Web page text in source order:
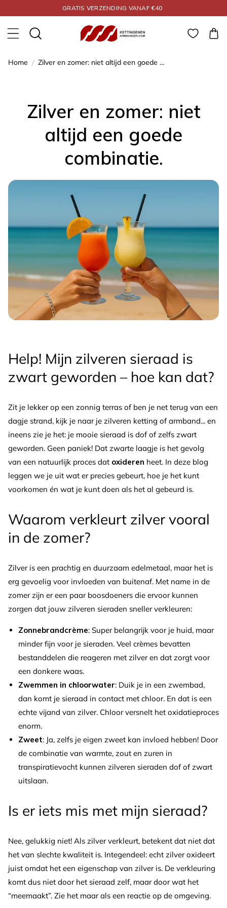
content
ALLES GEGARANDEERD 925 ZILVER
Home / Zilver en zomer: niet altijd een goede combinatie.
Zilver en zomer: niet
altijd een goede
combinatie.
Help! Mijn zilveren sieraad is
zwart geworden – hoe kan dat?
Zit je lekker op een zonnig terras of ben je net terug van een
dagje strand, kijk je naar je zilveren ketting of armband... en
ineens zie je het: je mooie sieraad is dof of zelfs zwart
geworden. Geen paniek! Dat zwarte laagje is het gevolg
van een natuurlijk proces dat oxideren heet. In deze blog
leggen we je uit wat er precies gebeurt, hoe je het kunt
voorkomen én wat je kunt doen als het al gebeurd is.
Waarom verkleurt zilver vooral
in de zomer?
Zilver is een prachtig en duurzaam edelmetaal, maar het is
erg gevoelig voor invloeden van buitenaf. Met name in de
zomer zijn er een paar boosdoeners die ervoor kunnen
zorgen dat jouw zilveren sieraden sneller verkleuren:
Zonnebrandcrème: Super belangrijk voor je huid, maar
minder fijn voor je sieraden. Veel crèmes bevatten
bestanddelen die reageren met zilver en dat zorgt voor
een donkere waas.
Zwemmen in chloorwater: Duik je in een zwembad,
dan komt je sieraad in contact met chloor. En dat is een
echte vijand van zilver. Chloor versnelt het oxidatieproces
enorm.
Zweet: Ja, zelfs je eigen zweet kan invloed hebben! Door
de combinatie van warmte, zout en zuren in
transpiratievocht kunnen zilveren sieraden dof of zwart
uitslaan.
Is er iets mis met mijn sieraad?
Nee, gelukkig niet! Als zilver verkleurt, betekent dat niet dat
het van slechte kwaliteit is. Integendeel: echt zilver oxideert
juist omdat het een eigenschap van zilver is. De verkleuring
komt dus niet door het sieraad zelf, maar door wat het
“meemaakt”. Zie het maar als een reactie op de omgeving.